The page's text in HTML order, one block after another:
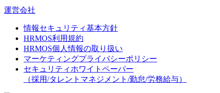
運営会社
情報セキュリティ基本方針
HRMOS利用規約
HRMOS個人情報の取り扱い
マーケティングプライバシーポリシー
セキュリティホワイトペーパー
（採用/タレントマネジメント/勤怠/労務給与）